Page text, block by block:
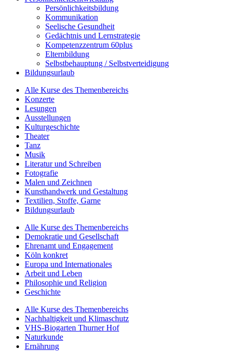
Persönlichkeitsbildung
Kommunikation
Seelische Gesundheit
Gedächtnis und Lernstrategie
Kompetenzzentrum 60plus
Elternbildung
Selbstbehauptung / Selbstverteidigung
Bildungsurlaub
Alle Kurse des Themenbereichs
Konzerte
Lesungen
Ausstellungen
Kulturgeschichte
Theater
Tanz
Musik
Literatur und Schreiben
Fotografie
Malen und Zeichnen
Kunsthandwerk und Gestaltung
Textilien, Stoffe, Garne
Bildungsurlaub
Alle Kurse des Themenbereichs
Demokratie und Gesellschaft
Ehrenamt und Engagement
Köln konkret
Europa und Internationales
Arbeit und Leben
Philosophie und Religion
Geschichte
Alle Kurse des Themenbereichs
Nachhaltigkeit und Klimaschutz
VHS-Biogarten Thurner Hof
Naturkunde
Ernährung